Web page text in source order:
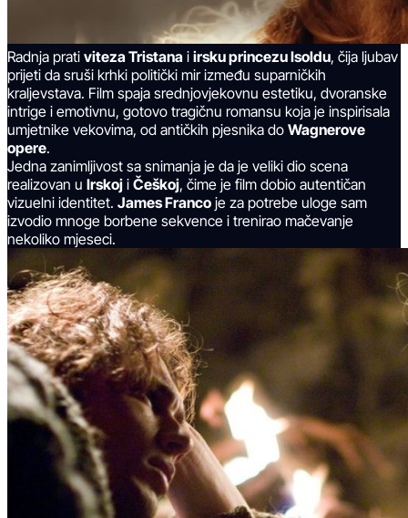
Radnja prati viteza Tristana i irsku princezu Isoldu, čija ljubav
prijeti da sruši krhki politički mir između suparničkih
kraljevstava. Film spaja srednjovjekovnu estetiku, dvoranske
intrige i emotivnu, gotovo tragičnu romansu koja je inspirisala
umjetnike vekovima, od antičkih pjesnika do Wagnerove
opere.
Jedna zanimljivost sa snimanja je da je veliki dio scena
realizovan u Irskoj i Češkoj, čime je film dobio autentičan
vizuelni identitet. James Franco je za potrebe uloge sam
izvodio mnoge borbene sekvence i trenirao mačevanje
nekoliko mjeseci.